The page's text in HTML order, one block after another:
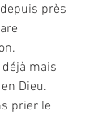
près
mais
Dieu.
prier le